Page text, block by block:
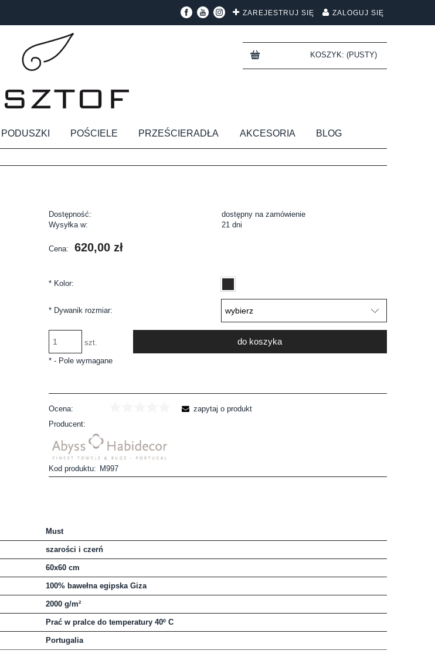
ZAREJESTRUJ SIĘ ZALOGUJ SIĘ
KOSZYK: (PUSTY)
PODUSZKI POŚCIELE PRZEŚCIERADŁA AKCESORIA BLOG
Dostępność:
dostępny na zamówienie
Wysyłka w:
21 dni
Cena: 620,00 zł
*Kolor:
*Dywanik rozmiar:
szt. do koszyka
*- Pole wymagane
Ocena:
Producent:
Kod produktu: M997
zapytaj o produkt
Must
szarości i czerń
60x60 cm
100% bawełna egipska Giza
2000 g/m²
Prać w pralce do temperatury 40º C
Portugalia